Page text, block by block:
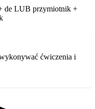
de LUB przymiotnik +
ćwiczenia i